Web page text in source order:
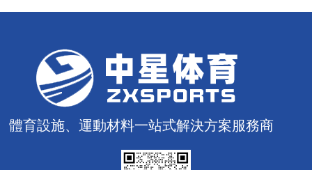
體育設施、運動材料一站式解決方案服務商